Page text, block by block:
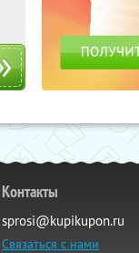
Контакты
sprosi@kupikupon.ru
Связаться с нами